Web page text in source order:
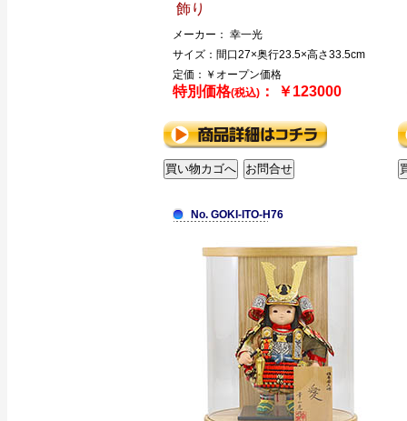
飾り
メーカー： 幸一光
サイズ：間口27×奥行23.5×高さ33.5cm
定価：￥オープン価格
特別価格(税込)： ￥123000
No. GOKI-ITO-H76